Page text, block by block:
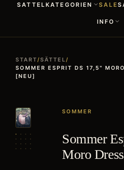
SATTELKATEGORIEN SALE
INFO
START /SÄTTEL /
SOMMER ESPRIT DS 17,5"
[NEU]
SOMMER
Sommer
Moro